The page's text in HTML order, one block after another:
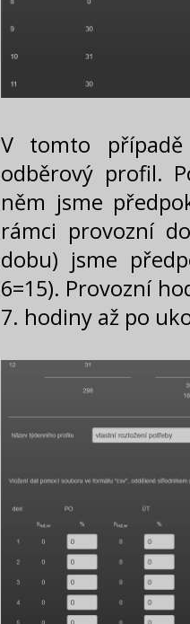
V tomto případě
odběrový profil.
něm jsme
rámci provozní
dobu) jsme
6=15). Provozní
7. hodiny až po